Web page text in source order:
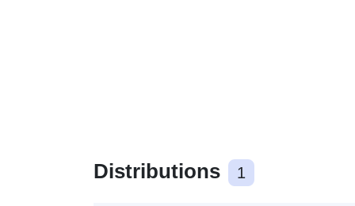
Distributions 1